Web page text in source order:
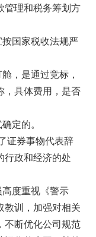
管理和税务筹划方
国家税收法规严
，是通过竞标，
，具体费用，是否
定的。
证券事物代表辞
行政和经济的处
度重视《警示
教训，加强对相关
不断优化公司规范